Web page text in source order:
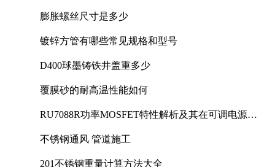
膨胀螺丝尺寸是多少
镀锌方管有哪些常见规格和型号
D400球墨铸铁井盖重多少
覆膜砂的耐高温性能如何
RU7088R功率MOSFET特性解析及其在可调电源设
不锈钢通风 管道施工
201不锈钢重量计算方法大全